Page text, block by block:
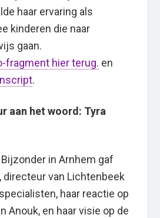
haar ervaring als
kinderen die naar
gaan.
fragment hier terug. en
.
aan het woord: Tyra
in Arnhem gaf
directeur van Lichtenbeek
haar reactie op
Anouk, en haar visie op de